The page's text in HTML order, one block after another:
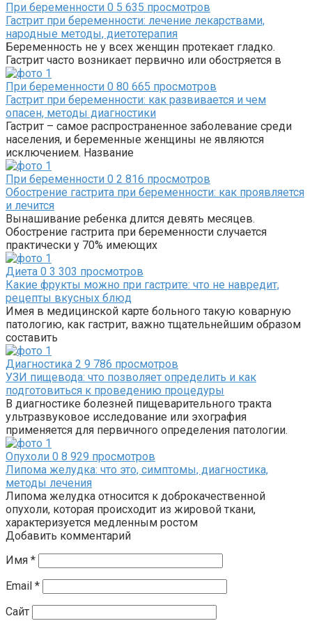
При беременности 0 5 635 просмотров
Гастрит при беременности: лечение лекарствами,
народные методы, диетотерапия
Беременность не у всех женщин протекает гладко.
Гастрит часто возникает первично или обостряется в
При беременности 0 80 665 просмотров
Гастрит при беременности: как развивается и чем
опасен, методы диагностики
Гастрит – самое распространенное заболевание среди
населения, и беременные женщины не являются
исключением. Название
При беременности 0 2 816 просмотров
Обострение гастрита при беременности: как проявляется
и лечится
Вынашивание ребенка длится девять месяцев.
Обострение гастрита при беременности случается
практически у 70% имеющих
Диета 0 3 303 просмотров
Какие фрукты можно при гастрите: что не навредит,
рецепты вкусных блюд
Имея в медицинской карте больного такую коварную
патологию, как гастрит, важно тщательнейшим образом
составить
Диагностика 2 9 786 просмотров
УЗИ пищевода: что позволяет определить и как
подготовиться к проведению процедуры
В диагностике болезней пищеварительного тракта
ультразвуковое исследование или эхография
применяется для первичного определения патологии.
Опухоли 0 8 929 просмотров
Липома желудка: что это, симптомы, диагностика,
методы лечения
Липома желудка относится к доброкачественной
опухоли, которая происходит из жировой ткани,
характеризуется медленным ростом
Добавить комментарий
Имя *
Email *
Сайт